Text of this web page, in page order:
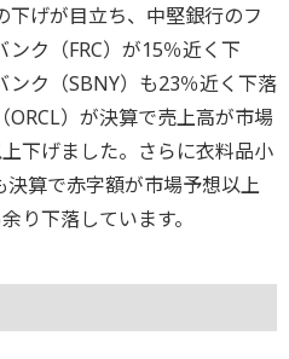
げが目立ち、中堅銀行のフ
ク（FRC）が15％近く下
ンク（SBNY）も23％近く下落
）が決算で売上高が市場
下げました。さらに衣料品小
決算で赤字額が市場予想以上
り下落しています。